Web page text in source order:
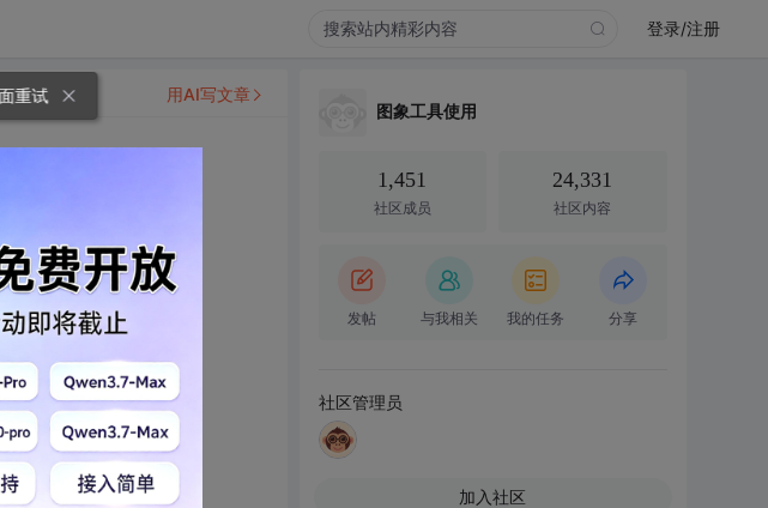
登录/注册
用AI写文章
图象工具使用
1,451
社区成员
24,331
社区内容
发帖 与我相关 我的任务 分享
社区管理员
加入社区
重试